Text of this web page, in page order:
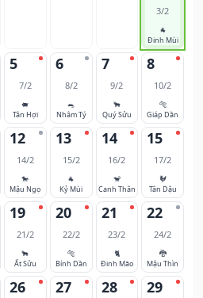
3/2
🐐
Đinh Mùi
5
7/2
🐖
Tân Hợi
6
8/2
🐀
Nhâm Tý
7
9/2
🐂
Quý Sửu
8
10/2
🐅
Giáp Dần
12
14/2
🐎
Mậu Ngọ
13
15/2
🐐
Kỷ Mùi
14
16/2
🐒
Canh Thân
15
17/2
🐓
Tân Dậu
19
21/2
🐂
Ất Sửu
20
22/2
🐅
Bính Dần
21
23/2
🐈
Đinh Mão
22
24/2
🐉
Mậu Thìn
26 27 28 29